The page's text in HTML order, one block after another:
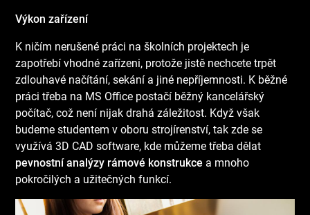
Výkon zařízení
K ničím nerušené práci na školních projektech je
zapotřebí vhodné zařízeni, protože jistě nechcete trpět
zdlouhavé načítání, sekání a jiné nepříjemnosti. K běžné
práci třeba na MS Office postačí běžný kancelářský
počítač, což není nijak drahá záležitost. Když však
budeme studentem v oboru strojírenství, tak zde se
využívá 3D CAD software, kde můžeme třeba dělat
pevnostní analýzy rámové konstrukce a mnoho
pokročilých a užitečných funkcí.